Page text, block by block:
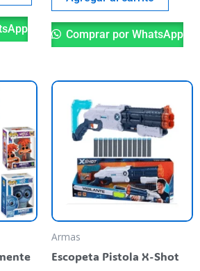
producto
Comprar por WhatsApp
Este
producto
tiene
varias
variantes.
Las
opciones
se
pueden
elegir
Armas
Escopeta Pistola X-Shot